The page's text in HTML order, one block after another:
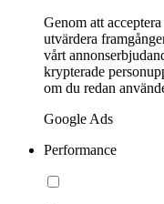
Genom att
utvärdera
vårt
krypterade
om du redan
Google Ads
Performance